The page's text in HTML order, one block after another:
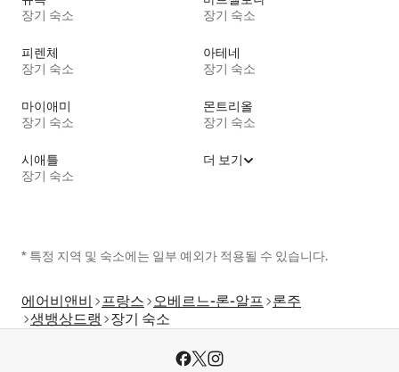
장기 숙소
장기 숙소
피렌체
장기 숙소
아테네
장기 숙소
마이애미
장기 숙소
몬트리올
장기 숙소
시애틀
장기 숙소
더 보기
* 특정 지역 및 숙소에는 일부 예외가 적용될 수 있습니다.
에어비앤비 프랑스 오베르느-론-알프 론주
생뱅상드랭
장기 숙소